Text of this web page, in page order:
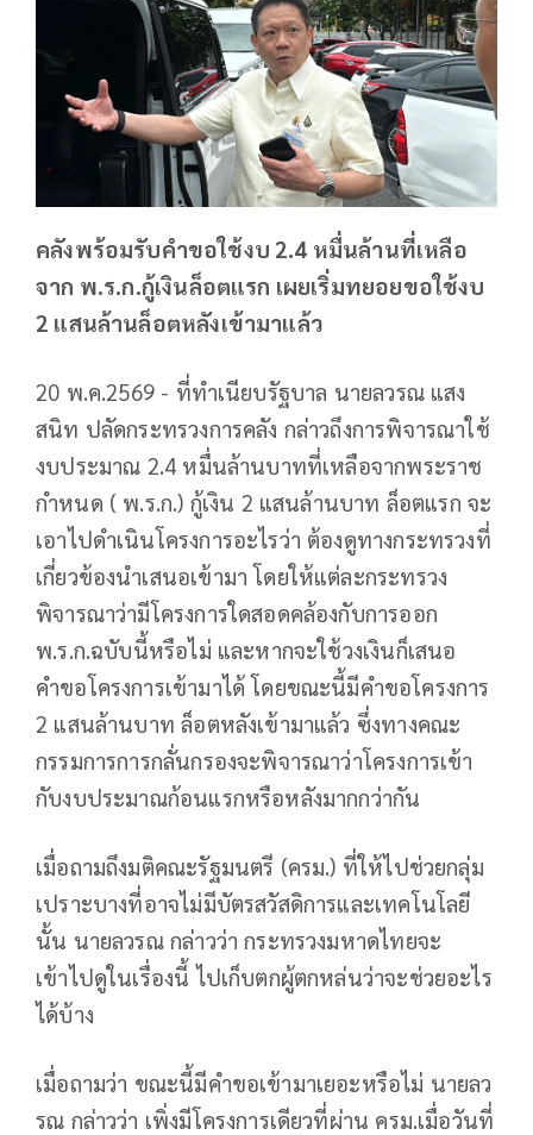
คลังพร้อมรับคำขอใช้งบ 2.4 หมื่นล้านที่เหลือ
จาก พ.ร.ก.กู้เงินล็อตแรก เผยเริ่มทยอยขอใช้งบ
2 แสนล้านล็อตหลังเข้ามาแล้ว
20 พ.ค.2569 - ที่ทำเนียบรัฐบาล นายลวรณ แสง
สนิท ปลัดกระทรวงการคลัง กล่าวถึงการพิจารณาใช้
งบประมาณ 2.4 หมื่นล้านบาทที่เหลือจากพระราช
กำหนด ( พ.ร.ก.) กู้เงิน 2 แสนล้านบาท ล็อตแรก จะ
เอาไปดำเนินโครงการอะไรว่า ต้องดูทางกระทรวงที่
เกี่ยวข้องนำเสนอเข้ามา โดยให้แต่ละกระทรวง
พิจารณาว่ามีโครงการใดสอดคล้องกับการออก
พ.ร.ก.ฉบับนี้หรือไม่ และหากจะใช้วงเงินก็เสนอ
คำขอโครงการเข้ามาได้ โดยขณะนี้มีคำขอโครงการ
2 แสนล้านบาท ล็อตหลังเข้ามาแล้ว ซึ่งทางคณะ
กรรมการการกลั่นกรองจะพิจารณาว่าโครงการเข้า
กับงบประมาณก้อนแรกหรือหลังมากกว่ากัน
เมื่อถามถึงมติคณะรัฐมนตรี (ครม.) ที่ให้ไปช่วยกลุ่ม
เปราะบางที่อาจไม่มีบัตรสวัสดิการและเทคโนโลยี
นั้น นายลวรณ กล่าวว่า กระทรวงมหาดไทยจะ
เข้าไปดูในเรื่องนี้ ไปเก็บตกผู้ตกหล่นว่าจะช่วยอะไร
ได้บ้าง
เมื่อถามว่า ขณะนี้มีคำขอเข้ามาเยอะหรือไม่ นายลว
รณ กล่าวว่า เพิ่งมีโครงการเดียวที่ผ่าน ครม.เมื่อวันที่